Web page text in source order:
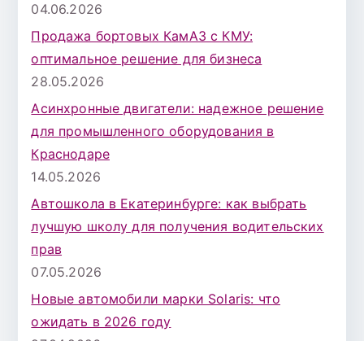
04.06.2026
Продажа бортовых КамАЗ с КМУ:
оптимальное решение для бизнеса
28.05.2026
Асинхронные двигатели: надежное решение
для промышленного оборудования в
Краснодаре
14.05.2026
Автошкола в Екатеринбурге: как выбрать
лучшую школу для получения водительских
прав
07.05.2026
Новые автомобили марки Solaris: что
ожидать в 2026 году